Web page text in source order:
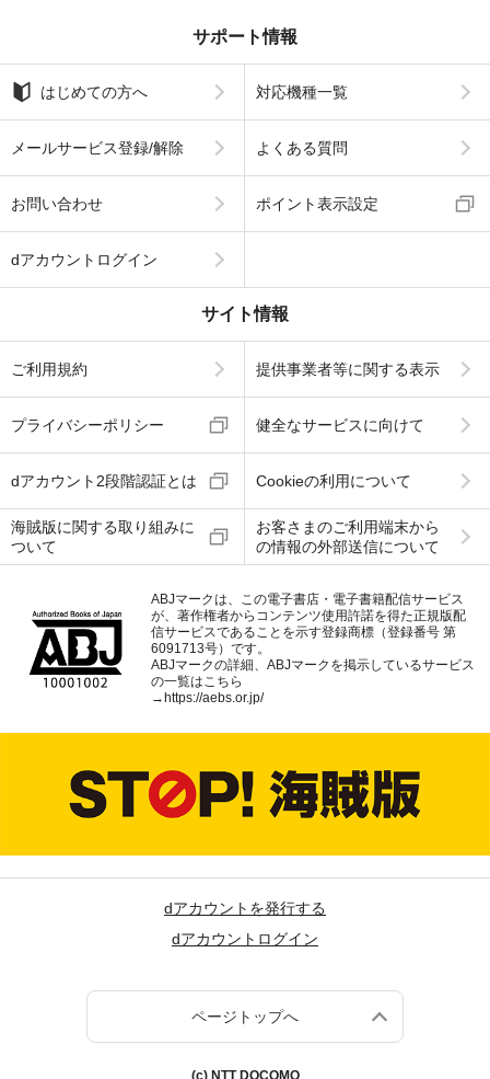
サポート情報
はじめての方へ 対応機種一覧
メールサービス登録/解除 よくある質問
お問い合わせ ポイント表示設定
dアカウントログイン
サイト情報
ご利用規約 提供事業者等に関する表示
プライバシーポリシー 健全なサービスに向けて
dアカウント2段階認証とは Cookieの利用について
海賊版に関する取り組みに
ついて
お客さまのご利用端末から
の情報の外部送信について
ABJマークは、この電子書店・電子書籍配信サービス
が、著作権者からコンテンツ使用許諾を得た正規版配
信サービスであることを示す登録商標（登録番号 第
6091713号）です。
ABJマークの詳細、ABJマークを掲示しているサービス
の一覧はこちら
→ https://aebs.or.jp/
dアカウントを発行する
dアカウントログイン
ページトップへ